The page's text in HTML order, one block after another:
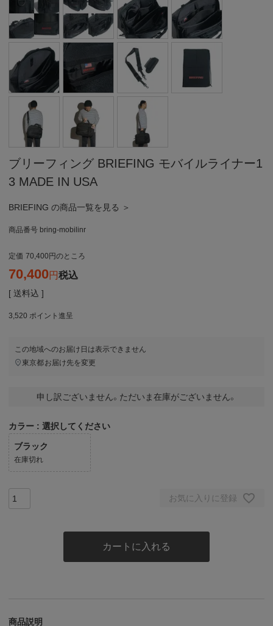
ブリーフィング BRIEFING モバイルライナー1
3 MADE IN USA
BRIEFING の商品一覧を見る ＞
商品番号 bring-mobilinr
定価 70,400 のところ
70,400 税込
送料込
3,520 ポイント進呈
この地域へのお届け日は表示できません
東京都お届け先を変更
申し訳ございません。ただいま在庫がございません。
カラー 選択してください
ブラック
在庫切れ
お気に入りに登録
カートに入れる
商品説明